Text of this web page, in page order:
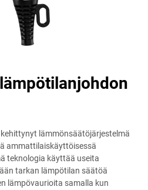
lämmönsäätöjärjestelmä
ammattilaiskäyttöisessä
teknologia käyttää useita
tarkan lämpötilan säätöä
lämpövaurioita samalla kun